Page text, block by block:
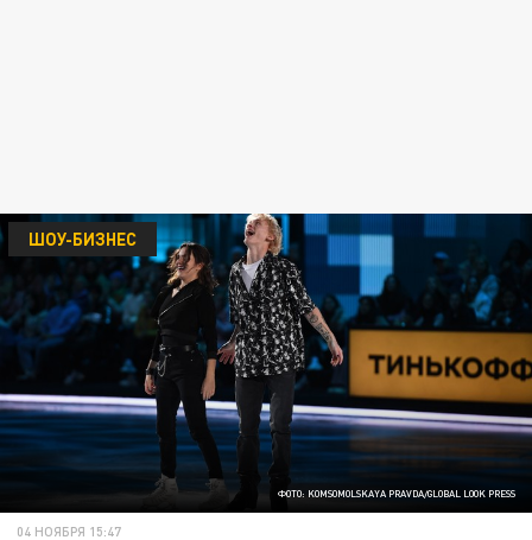
ФОТО: KOMSOMOLSKAYA PRAVDA/GLOBAL LOOK PRESS
ШОУ-БИЗНЕС
04 НОЯБРЯ 15:47